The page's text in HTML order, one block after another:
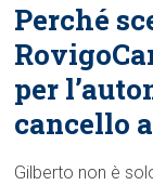
Perché
per
cancello
Gilberto non è